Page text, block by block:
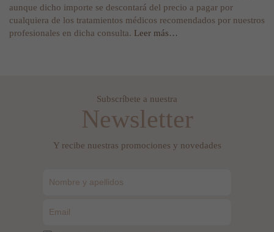
aunque dicho importe se descontará del precio a pagar por
cualquiera de los tratamientos médicos recomendados por nuestros
profesionales en dicha consulta. Leer más…
Subscríbete a nuestra
Newsletter
Y recibe nuestras promociones y novedades